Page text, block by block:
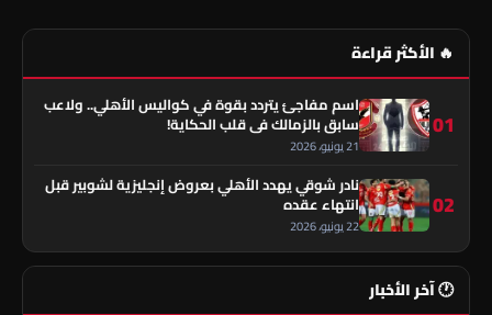
🔥 الأكثر قراءة
01
اسم مفاجئ يتردد بقوة في كواليس الأهلي.. ولاعب
سابق بالزمالك في قلب الحكاية!
21 يونيو، 2026
02
نادر شوقي يهدد الأهلي بعروض إنجليزية لشوبير قبل
انتهاء عقده
22 يونيو، 2026
🕐 آخر الأخبار